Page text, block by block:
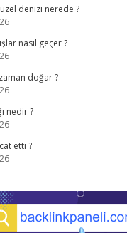
denizi nerede ?
nasıl geçer ?
doğar ?
nedir ?
etti ?